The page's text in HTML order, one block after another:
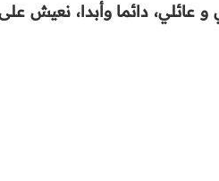
عائلي، دائما وأبدا، نعيش